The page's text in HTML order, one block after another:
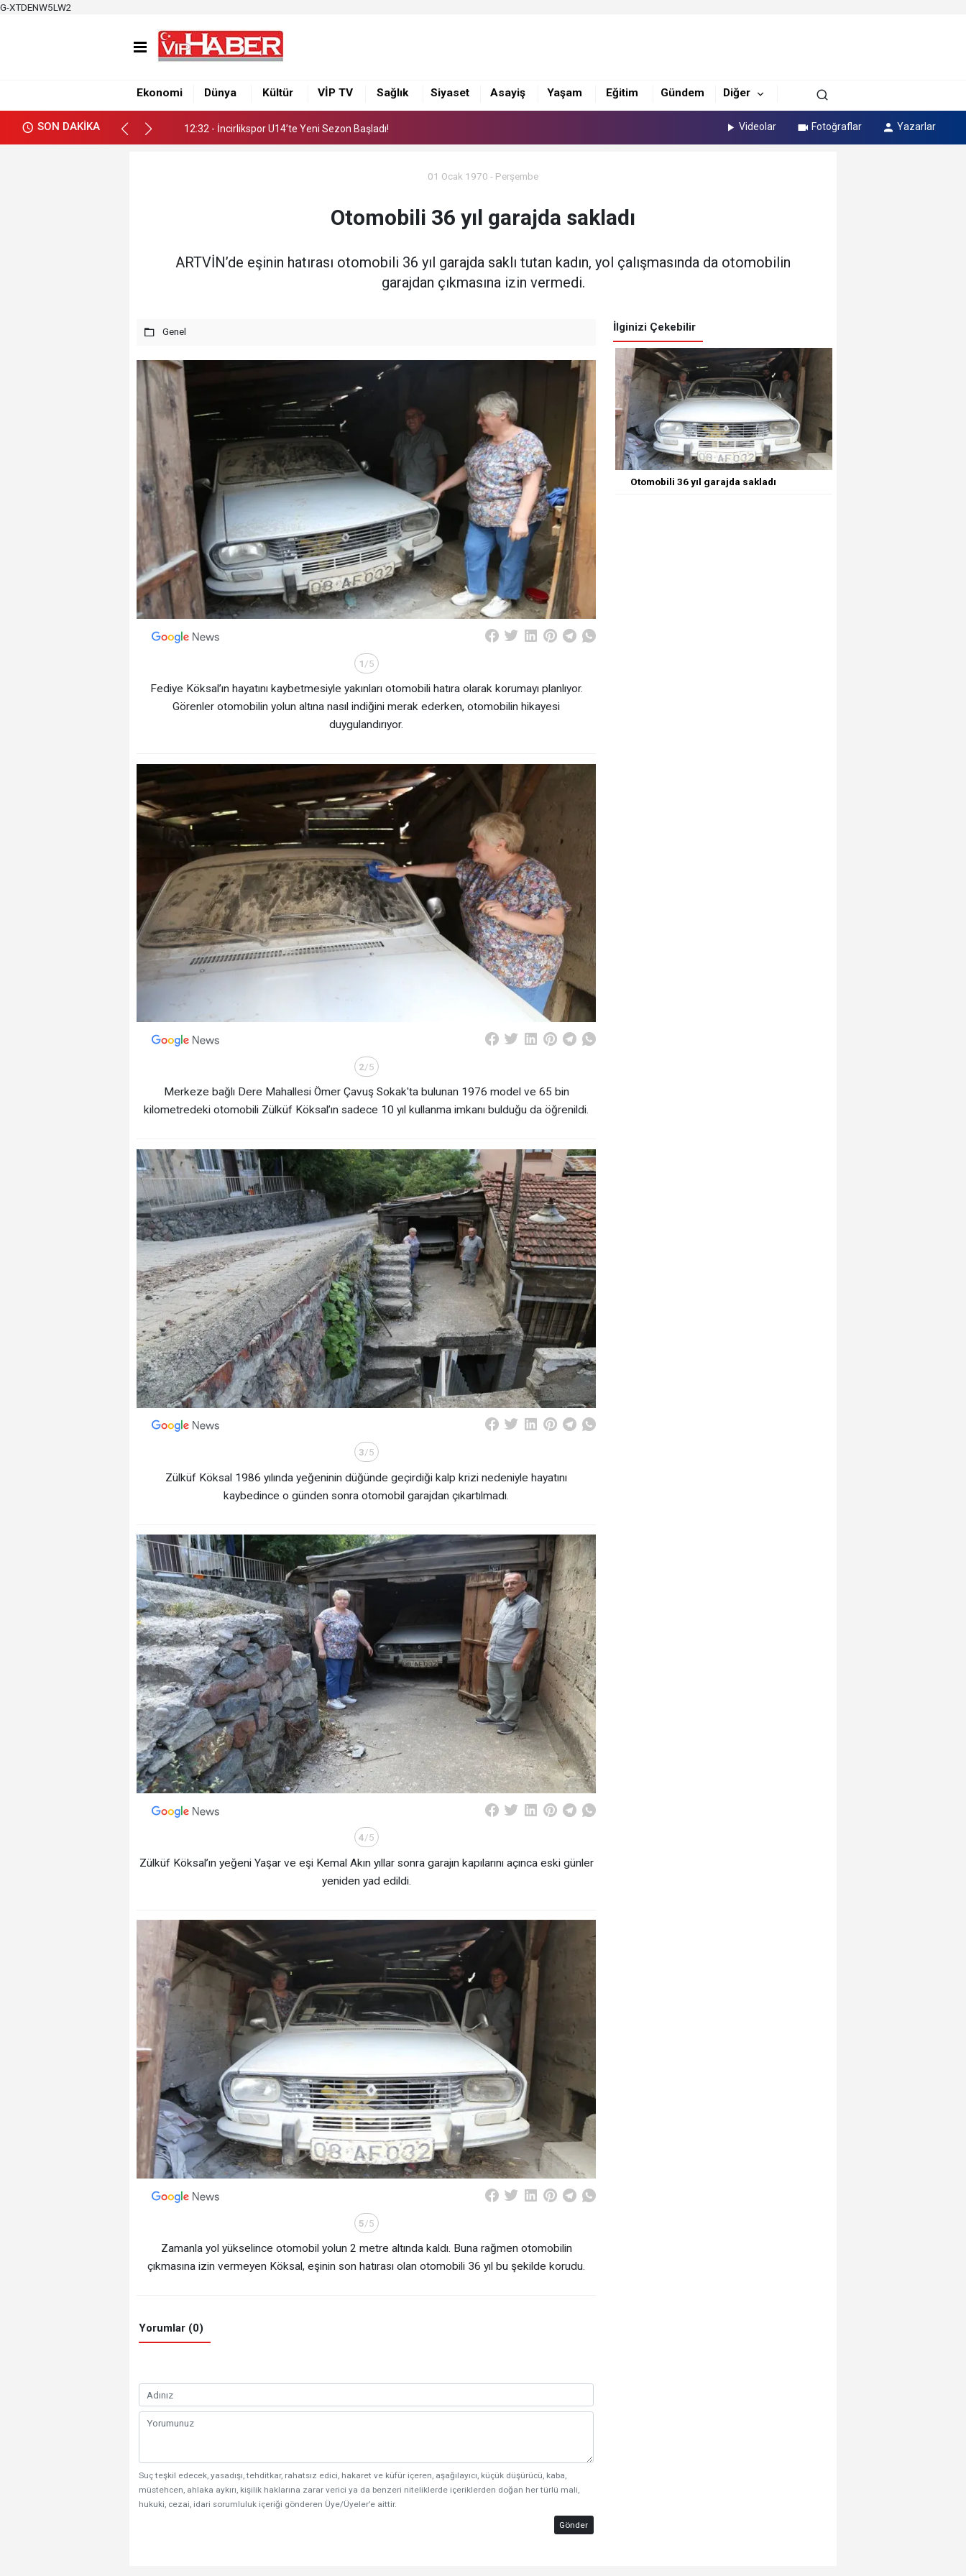
G-XTDENW5LW2
Ekonomi Dünya Kültür VİP TV Sağlık Siyaset Asayiş Yaşam Eğitim Gündem Diğer
SON DAKİKA
19:50 - Çukurova Gençlik Spor, Geleceğin Yıldızlarını Karataş’ta Yetiştiriyor
12:32 - İncirlikspor U14’te Yeni Sezon Başladı!
19:50 - Çukurova Gençlik Spor, Geleceğin Yıldızlarını Karataş’ta Yetiştiriyor Videolar Fotoğraflar Yazarlar
01 Ocak 1970 - Perşembe
Otomobili 36 yıl garajda sakladı
ARTVİN’de eşinin hatırası otomobili 36 yıl garajda saklı tutan kadın, yol çalışmasında da otomobilin
garajdan çıkmasına izin vermedi.
Genel
1/5
Fediye Köksal’ın hayatını kaybetmesiyle yakınları otomobili hatıra olarak korumayı planlıyor.
Görenler otomobilin yolun altına nasıl indiğini merak ederken, otomobilin hikayesi
duygulandırıyor.
2/5
Merkeze bağlı Dere Mahallesi Ömer Çavuş Sokak'ta bulunan 1976 model ve 65 bin
kilometredeki otomobili Zülküf Köksal’ın sadece 10 yıl kullanma imkanı bulduğu da öğrenildi.
3/5
Zülküf Köksal 1986 yılında yeğeninin düğünde geçirdiği kalp krizi nedeniyle hayatını
kaybedince o günden sonra otomobil garajdan çıkartılmadı.
4/5
Zülküf Köksal’ın yeğeni Yaşar ve eşi Kemal Akın yıllar sonra garajın kapılarını açınca eski günler
yeniden yad edildi.
5/5
Zamanla yol yükselince otomobil yolun 2 metre altında kaldı. Buna rağmen otomobilin
çıkmasına izin vermeyen Köksal, eşinin son hatırası olan otomobili 36 yıl bu şekilde korudu.
Yorumlar (0)
Suç teşkil edecek, yasadışı, tehditkar, rahatsız edici, hakaret ve küfür içeren, aşağılayıcı, küçük düşürücü, kaba,
müstehcen, ahlaka aykırı, kişilik haklarına zarar verici ya da benzeri niteliklerde içeriklerden doğan her türlü mali,
hukuki, cezai, idari sorumluluk içeriği gönderen Üye/Üyeler’e aittir.
Gönder
İlginizi Çekebilir
Otomobili 36 yıl garajda sakladı